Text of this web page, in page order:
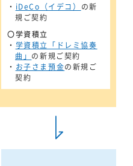
・ iDeCo（イデコ） の新
規ご契約
〇学資積立
・ 学資積立「ドレミ協奏
曲」 の新規ご契約
・ お子さま預金の新規ご
契約